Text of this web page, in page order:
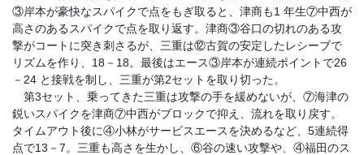
③岸本が豪快なスパイクで点をもぎ取ると、津商も1 年生⑦中西が
高さのあるスパイクで点を取り返す。津商③谷口の切れのある攻
撃がコートに突き刺さるが、三重は⑫古賀の安定したレシーブで
リズムを作り、18－18。最後はエース③岸本が連続ポイントで26
－24 と接戦を制し、三重が第2セットを取り切った。
第3セット、乗ってきた三重は攻撃の手を緩めないが、⑦海津の
鋭いスパイクを津商⑦中西がブロックで抑え、流れを取り戻す。
タイムアウト後に④小林がサービスエースを決めるなど、5連続得
点で13－7。三重も高さを生かし、⑥谷の速い攻撃や、④福田のス